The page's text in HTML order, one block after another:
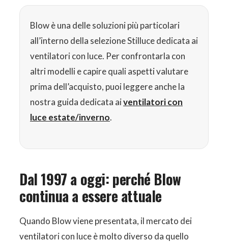
Blow è una delle soluzioni più particolari
all’interno della selezione Stilluce dedicata ai
ventilatori con luce. Per confrontarla con
altri modelli e capire quali aspetti valutare
prima dell’acquisto, puoi leggere anche la
nostra guida dedicata aiventilatori con
luce estate/inverno.
Dal 1997 a oggi: perché Blow
continua a essere attuale
Quando Blow viene presentata, il mercato dei
ventilatori con luce è molto diverso da quello